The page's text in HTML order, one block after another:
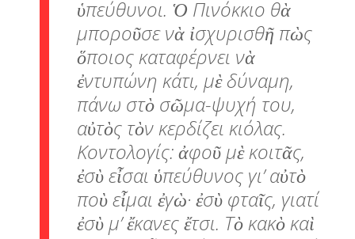
ὑπεύθυνοι. Ὁ Πινόκκιο θὰ
μποροῦσε νὰ ἰσχυρισθῆ πὼς
ὅποιος καταφέρνει νὰ
ἐντυπώνη κάτι, μὲ δύναμη,
πάνω στὸ σῶμα-ψυχή του,
αὐτὸς τὸν κερδίζει κιόλας.
Κοντολογίς: ἀφοῦ μὲ κοιτᾶς,
ἐσὺ εἶσαι ὑπεύθυνος γι’ αὐτὸ
ποὺ εἶμαι ἐγὼ· ἐσὺ φταῖς, γιατί
ἐσὺ μ’ ἔκανες ἔτσι. Τὸ κακὸ καὶ